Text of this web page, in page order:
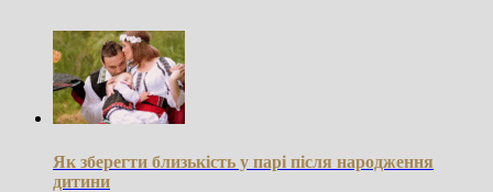
Як зберегти близькість у парі після народження
дитини